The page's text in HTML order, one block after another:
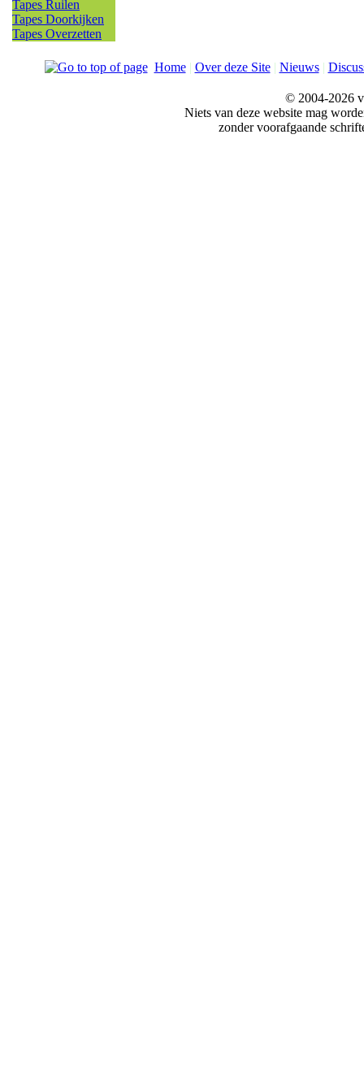
Tapes Ruilen
Tapes Doorkijken
Tapes Overzetten
Home| Over deze Site| Nieuws|
© 2004-2026
Niets van deze website mag
zonder voorafgaande